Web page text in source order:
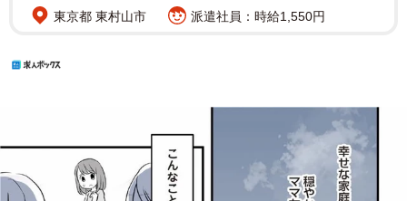
東京都 東村山市
派遣社員：時給1,550円